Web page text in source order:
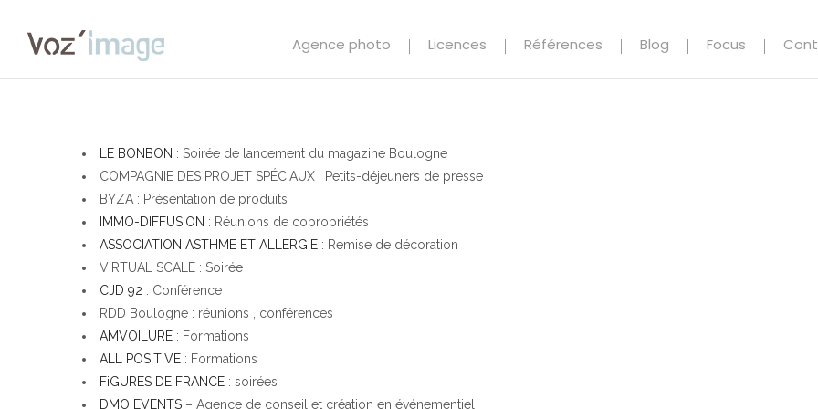
Agence photo Licences Références Blog Focus
LE BONBON : Soirée de lancement du magazine Boulogne
COMPAGNIE DES PROJET SPÉCIAUX : Petits-déjeuners de presse
BYZA : Présentation de produits
IMMO-DIFFUSION : Réunions de copropriétés
ASSOCIATION ASTHME ET ALLERGIE: Remise de décoration
VIRTUAL SCALE : Soirée
CJD 92 : Conférence
RDD Boulogne : réunions , conférences
AMVOILURE: Formations
ALL POSITIVE: Formations
FiGURES DE FRANCE: soirées
DMO EVENTS– Agence de conseil et création en événementiel